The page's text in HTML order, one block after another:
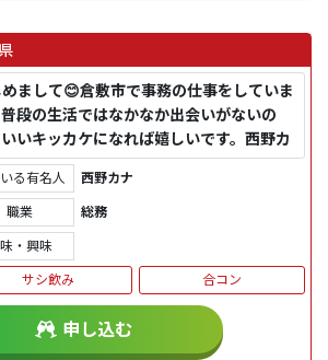
まして😊倉敷市で事務の仕事をしていま
段の生活ではなかなか出会いがないの
いキッカケになれば嬉しいです。西野カ
レ目な感じで言...
る有名人 西野カナ
職業 総務
・興味
サシ飲み 合コン
申し込む